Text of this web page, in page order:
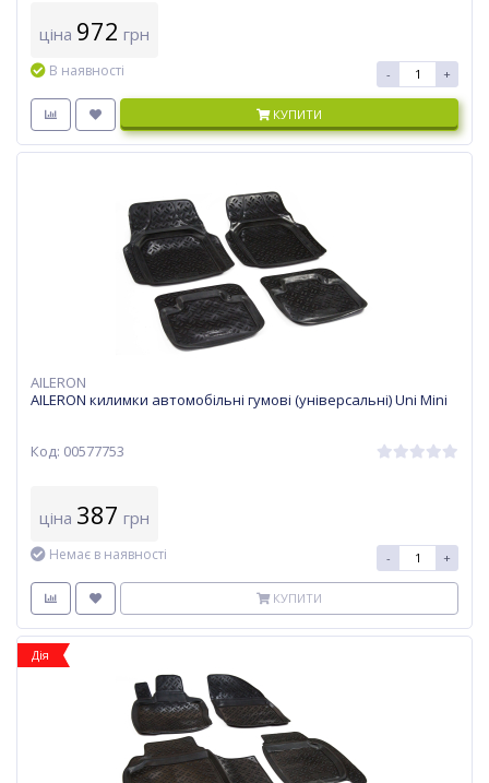
ціна 972 грн
В наявності - +
КУПИТИ
AILERON
AILERON килимки автомобільні гумові (універсальні) Uni Mini
Код: 00577753
ціна 387 грн
Немає в наявності - +
КУПИТИ
Дія